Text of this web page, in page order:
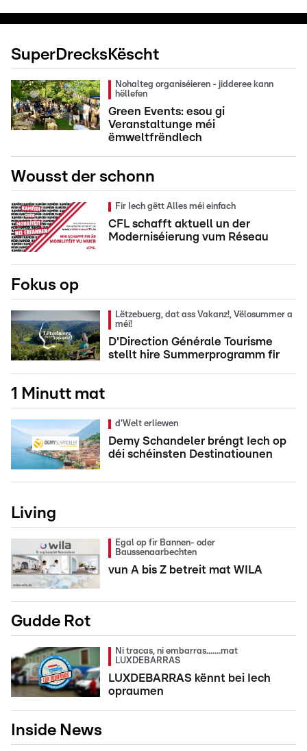
SuperDrecksKëscht
Nohalteg organiséieren - jidderee kann
hëllefen
Green Events: esou gi
Veranstaltunge méi
ëmweltfrëndlech
Wousst der schonn
Fir Iech gëtt Alles méi einfach
CFL schafft aktuell un der
Moderniséierung vum Réseau
Fokus op
Lëtzebuerg, dat ass Vakanz!, Vëlosummer a
méi!
D'Direction Générale Tourisme
stellt hire Summerprogramm fir
1 Minutt mat
d'Welt erliewen
Demy Schandeler bréngt Iech op
déi schéinsten Destinatiounen
Living
Egal op fir Bannen- oder
Baussenaarbechten
vun A bis Z betreit mat WILA
Gudde Rot
Ni tracas, ni embarras.......mat
LUXDEBARRAS
LUXDEBARRAS kënnt bei Iech
opraumen
Inside News